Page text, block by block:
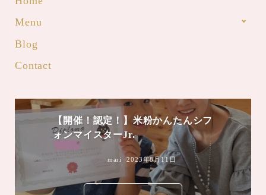
Menu
Blog
Contact
【開催！認定！】米粉かんたんシフ
ォンマイスターJr.
mari 2023年8月11日